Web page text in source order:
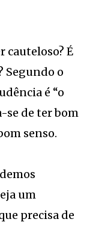
cauteloso? É
Segundo o
é “o
se de ter bom
senso.
um
precisa de